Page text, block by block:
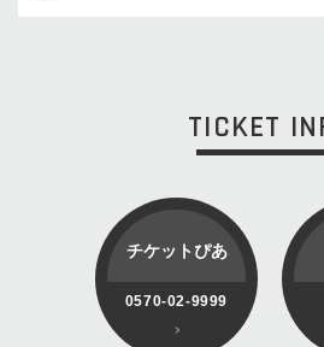
TICKET
チケットぴあ
0570-02-9999